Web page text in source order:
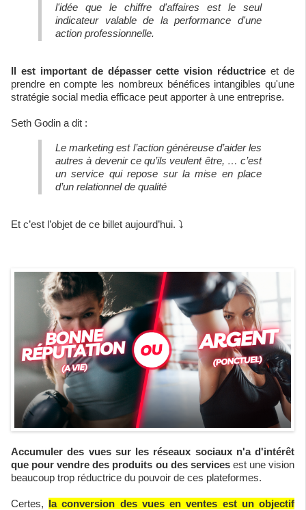
l'idée que le chiffre d'affaires est le seul
indicateur valable de la performance d'une
action professionnelle.
Il est important de dépasser cette vision réductrice et de
prendre en compte les nombreux bénéfices intangibles qu'une
stratégie social media efficace peut apporter à une entreprise.
Seth Godin a dit :
Le marketing est l’action généreuse d’aider les
autres à devenir ce qu’ils veulent être, … c’est
un service qui repose sur la mise en place
d’un relationnel de qualité
Et c’est l’objet de ce billet aujourd’hui. ⤵️
Accumuler des vues sur les réseaux sociaux n'a d'intérêt
que pour vendre des produits ou des servicesest une vision
beaucoup trop réductrice du pouvoir de ces plateformes.
Certes, la conversion des vues en ventes est un objectif